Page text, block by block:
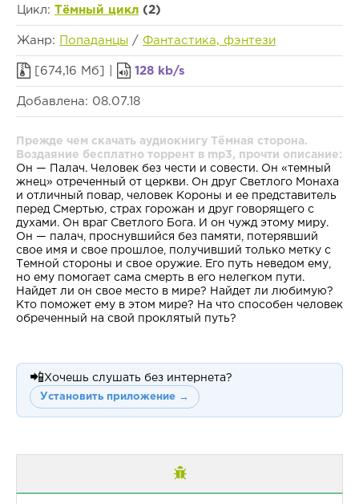
Цикл: Тёмный цикл (2)
Жанр: Попаданцы / Фантастика, фэнтези
[674,16 Мб] | 128 kb/s
Добавлена: 08.07.18
Прежде чем скачать аудиокнигу Тёмная сторона.
Воздаяние бесплатно торрент в mp3, прочти описание:
Он — Палач. Человек без чести и совести. Он «темный
жнец» отреченный от церкви. Он друг Светлого Монаха
и отличный повар, человек Короны и ее представитель
перед Смертью, страх горожан и друг говорящего с
духами. Он враг Светлого Бога. И он чужд этому миру.
Он — палач, проснувшийся без памяти, потерявший
свое имя и свое прошлое, получивший только метку с
Темной стороны и свое оружие. Его путь неведом ему,
но ему помогает сама смерть в его нелегком пути.
Найдет ли он свое место в мире? Найдет ли любимую?
Кто поможет ему в этом мире? На что способен человек
обреченный на свой проклятый путь?
📲 Хочешь слушать без интернета?
Установить приложение →